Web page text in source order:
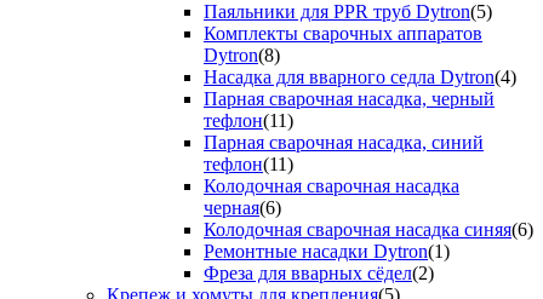
Паяльники для PPR труб Dytron(5)
Комплекты сварочных аппаратов
Dytron(8)
Насадка для вварного седла Dytron(4)
Парная сварочная насадка, черный
тефлон(11)
Парная сварочная насадка, синий
тефлон(11)
Колодочная сварочная насадка
черная(6)
Колодочная сварочная насадка синяя(6)
Ремонтные насадки Dytron(1)
Фреза для вварных сёдел(2)
Крепеж и хомуты для крепления(5)